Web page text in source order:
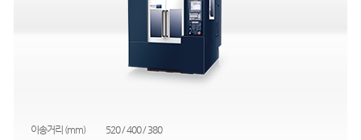
이송거리 (mm)
520 / 400 / 380